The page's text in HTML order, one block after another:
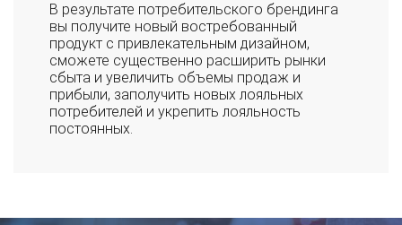
В результате потребительского брендинга
вы получите новый востребованный
продукт с привлекательным дизайном,
сможете существенно расширить рынки
сбыта и увеличить объемы продаж и
прибыли, заполучить новых лояльных
потребителей и укрепить лояльность
постоянных.